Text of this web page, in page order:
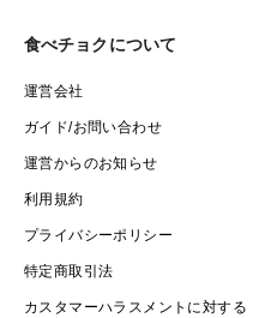
食べチョクについて
運営会社
ガイド/お問い合わせ
運営からのお知らせ
利用規約
プライバシーポリシー
特定商取引法
カスタマーハラスメントに対する